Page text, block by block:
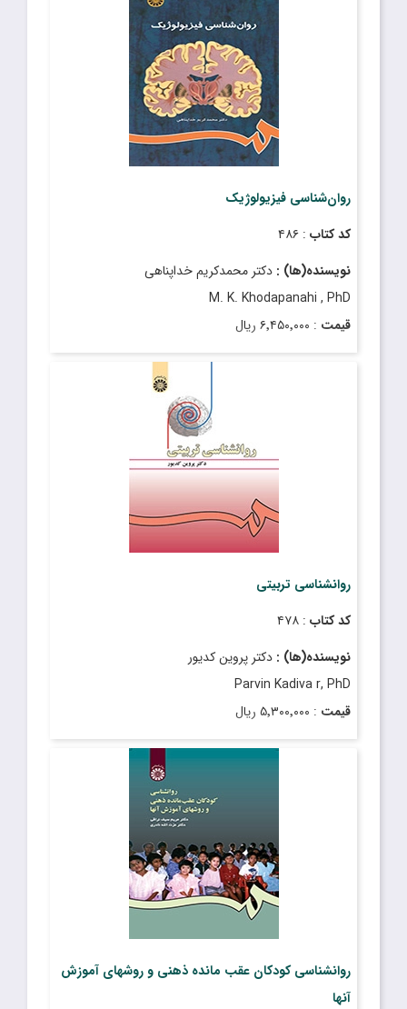
: فروردین ۱۳۸۷
روان‌شناسی فیزیولوژیک
کد کتاب : ۴۸۶
نویسنده(ها) : دکتر محمدکریم خداپناهى
M. K. Khodapanahi , PhD
قیمت : ۶٬۴۵۰٬۰۰۰ ریال
روانشناسی تربیتی
کد کتاب : ۴۷۸
نویسنده(ها) : دکتر پروین کدیور
Parvin Kadiva r, PhD
قیمت : ۵٬۳۰۰٬۰۰۰ ریال
: تیر ۱۴۰۴
روانشناسی کودکان عقب مانده ذهنی و روشهای آموزش
آنها